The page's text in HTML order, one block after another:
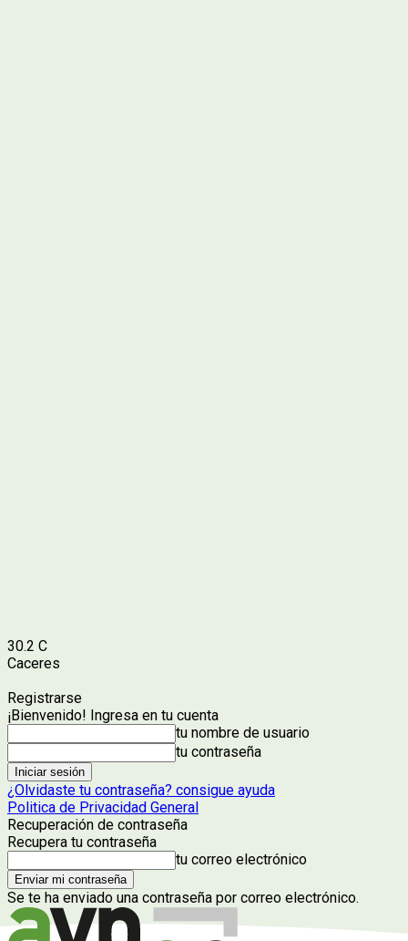
30.2 C
Caceres
Registrarse
¡Bienvenido! Ingresa en tu cuenta
tu nombre de usuario
tu contraseña
¿Olvidaste tu contraseña? consigue ayuda
Politica de Privacidad General
Recuperación de contraseña
Recupera tu contraseña
tu correo electrónico
Se te ha enviado una contraseña por correo electrónico.